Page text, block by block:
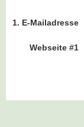
1. E-Mailadresse
Webseite #1